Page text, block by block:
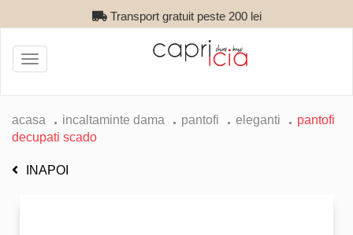
Transport gratuit peste 200 lei
Toggle
navigation
acasa incaltaminte dama pantofi eleganti
pantofi
decupati scado
INAPOI